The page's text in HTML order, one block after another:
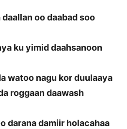
daallan oo daabad soo
ku yimid daahsanoon
watoo nagu kor duulaaya
roggaan daawash
darana damiir holacahaa